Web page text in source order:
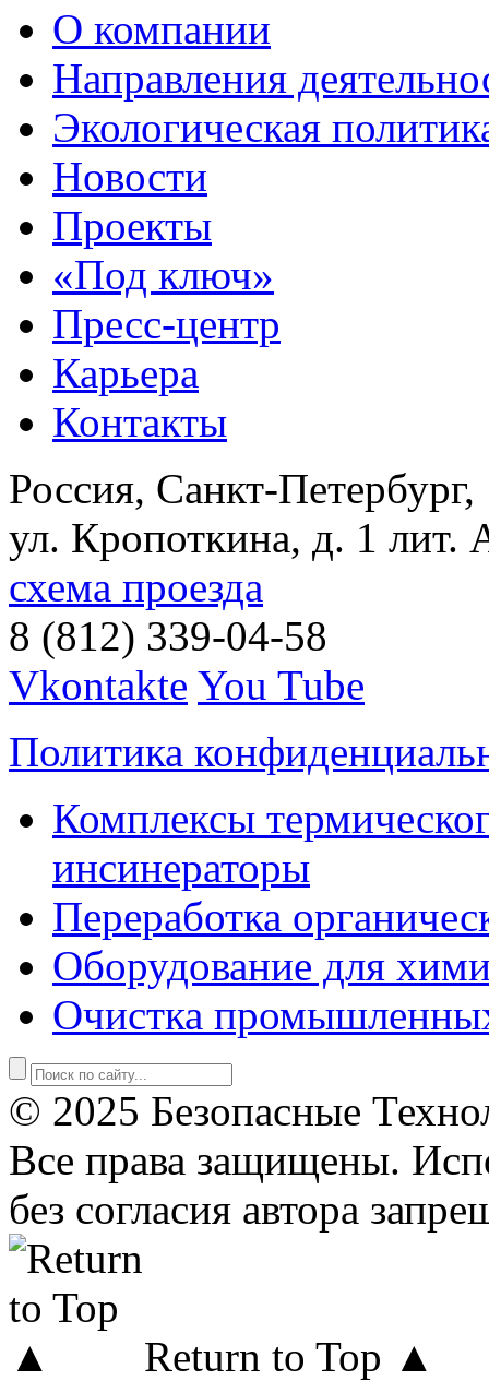
О компании
Направления
Экологическая
Новости
Проекты
«Под ключ»
Пресс-центр
Карьера
Контакты
Россия, Санкт-Петербург,
ул. Кропоткина, д. 1 лит.
схема проезда
8 (812) 339-04-58
Vkontakte You Tube
Политика
Комплексы
инсинераторы
Переработка
Оборудование для
Очистка
© 2025 Безопасные
Все права защищены.
без согласия автора
Return to Top ▲